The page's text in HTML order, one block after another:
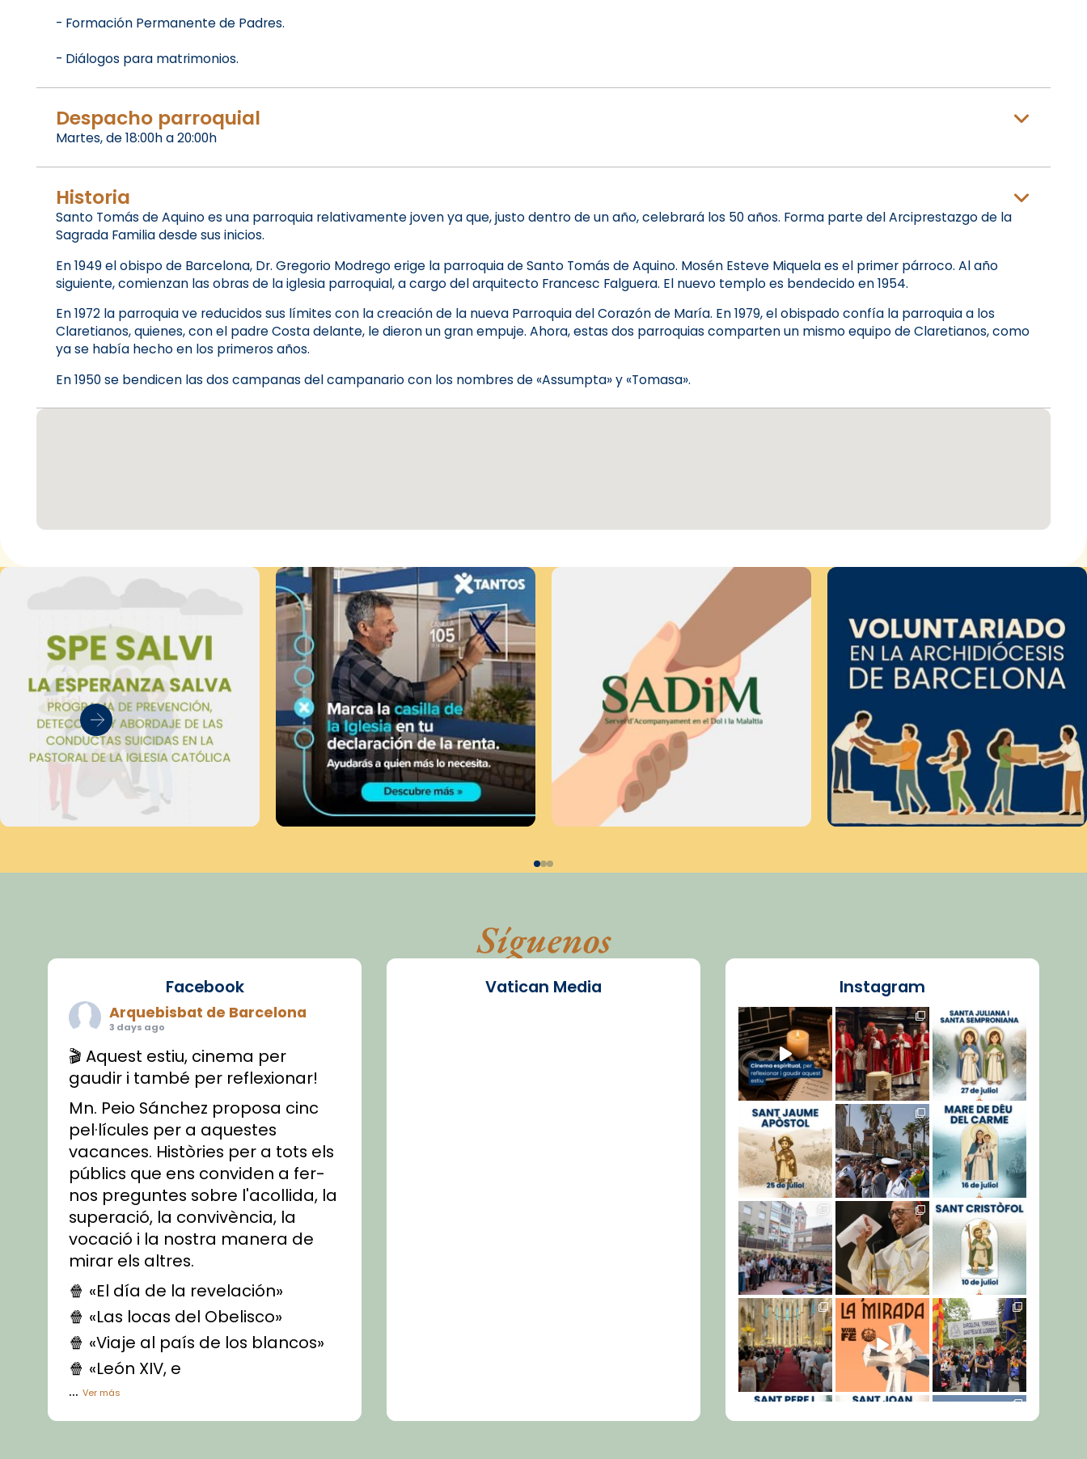
- Formación Permanente de Padres.
- Diálogos para matrimonios.
Despacho parroquial
Martes, de 18:00h a 20:00h
Historia
Santo Tomás de Aquino es una parroquia relativamente joven ya que, justo dentro de un año, celebrará los 50 años. Forma parte del Arciprestazgo de la
Sagrada Familia desde sus inicios.
En 1949 el obispo de Barcelona, Dr. Gregorio Modrego erige la parroquia de Santo Tomás de Aquino. Mosén Esteve Miquela es el primer párroco. Al año
siguiente, comienzan las obras de la iglesia parroquial, a cargo del arquitecto Francesc Falguera. El nuevo templo es bendecido en 1954.
En 1972 la parroquia ve reducidos sus límites con la creación de la nueva Parroquia del Corazón de María. En 1979, el obispado confía la parroquia a los
Claretianos, quienes, con el padre Costa delante, le dieron un gran empuje. Ahora, estas dos parroquias comparten un mismo equipo de Claretianos, como
ya se había hecho en los primeros años.
En 1950 se bendicen las dos campanas del campanario con los nombres de «Assumpta» y «Tomasa».
Síguenos
Facebook
Arquebisbat de Barcelona
3 days ago
🎬 Aquest estiu, cinema per
gaudir i també per reflexionar!
Mn. Peio Sánchez proposa cinc
pel·lícules per a aquestes
vacances. Històries per a tots els
públics que ens conviden a fer-
nos preguntes sobre l'acollida, la
superació, la convivència, la
vocació i la nostra manera de
mirar els altres.
🍿 «El día de la revelación»
🍿 «Las locas del Obelisco»
🍿 «Viaje al país de los blancos»
🍿 «León XIV, e
...Ver más
Vídeo
Vatican Media Instagram